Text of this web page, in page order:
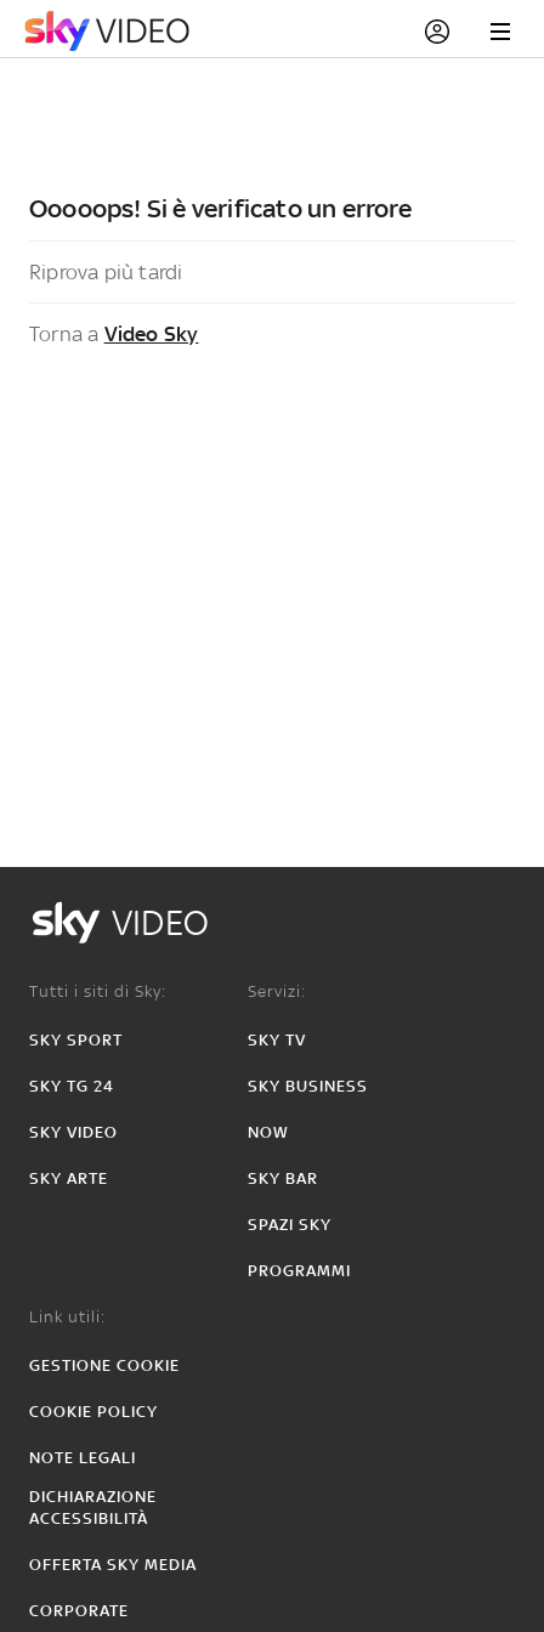
Ooooops! Si è verificato un errore
Riprova più tardi
Torna a Video Sky
VIDEO
Tutti i siti di Sky:
SKY SPORT
SKY TG 24
SKY VIDEO
SKY ARTE
Servizi:
SKY TV
SKY BUSINESS
NOW
SKY BAR
SPAZI SKY
PROGRAMMI
Link utili:
GESTIONE COOKIE
COOKIE POLICY
NOTE LEGALI
DICHIARAZIONE
ACCESSIBILITÀ
OFFERTA SKY MEDIA
CORPORATE